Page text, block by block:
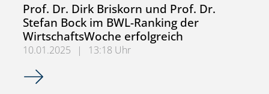
Prof. Dr. Dirk Briskorn und Prof. Dr.
Stefan Bock im BWL-Ranking der
WirtschaftsWoche erfolgreich
10.01.2025 |
13:18 Uhr
Prof. Dr. Dirk Briskorn und Prof. Dr. Stefan Bock im